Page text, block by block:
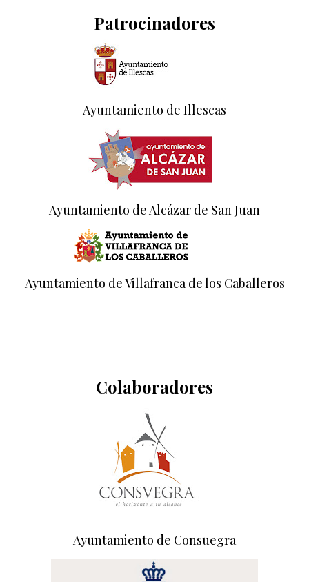
Patrocinadores
Ayuntamiento de Illescas
Ayuntamiento de Alcázar de San Juan
Ayuntamiento de Villafranca de los Caballeros
Colaboradores
Ayuntamiento de Consuegra